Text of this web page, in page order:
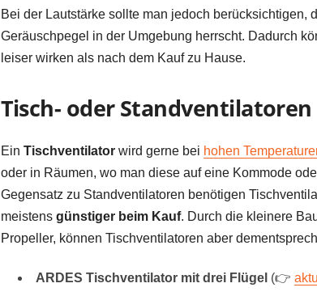
Bei der Lautstärke sollte man jedoch berücksichtigen,
Geräuschpegel in der Umgebung herrscht. Dadurch
leiser wirken als nach dem Kauf zu Hause.
Tisch- oder Standventilatoren
Ein Tischventilatorwird gerne bei hohen
oder in Räumen, wo man diese auf eine Kommode
Gegensatz zu Standventilatoren benötigen
meistens günstiger beim Kauf. Durch die kleinere
Propeller, können Tischventilatoren aber
ARDES Tischventilator mit drei Flügel (👉